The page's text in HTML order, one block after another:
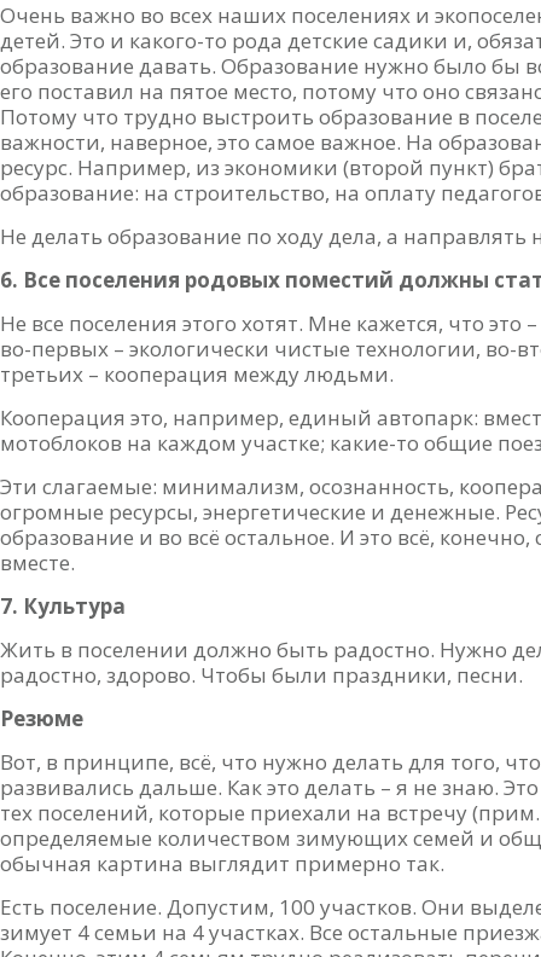
Очень важно во всех наших поселениях и
детей. Это и какого-то рода детские садики и,
образование давать. Образование нужно было бы
его поставил на пятое место, потому что оно
Потому что трудно выстроить образование в
важности, наверное, это самое важное. На
ресурс. Например, из экономики (второй пункт)
образование: на строительство, на оплату
Не делать образование по ходу дела, а направлять
6. Все поселения родовых поместий должны
Не все поселения этого хотят. Мне кажется, что это
во-первых – экологически чистые технологии,
третьих – кооперация между людьми.
Кооперация это, например, единый автопарк:
мотоблоков на каждом участке; какие-то общие
Эти слагаемые: минимализм, осознанность,
огромные ресурсы, энергетические и денежные.
образование и во всё остальное. И это всё,
вместе.
7. Культура
Жить в поселении должно быть радостно. Нужно
радостно, здорово. Чтобы были праздники, песни.
Резюме
Вот, в принципе, всё, что нужно делать для того,
развивались дальше. Как это делать – я не знаю.
тех поселений, которые приехали на встречу
определяемые количеством зимующих семей и
обычная картина выглядит примерно так.
Есть поселение. Допустим, 100 участков. Они
зимует 4 семьи на 4 участках. Все остальные